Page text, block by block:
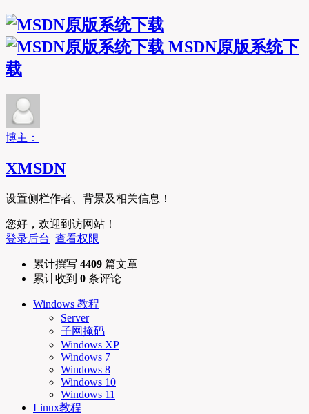
MSDN原版系统下
载
博主：
XMSDN
设置侧栏作者、背景及相关信息！
您好，欢迎到访网站！
登录后台 查看权限
累计撰写 4409 篇文章
累计收到 0 条评论
Windows 教程
Server
子网掩码
Windows XP
Windows 7
Windows 8
Windows 10
Windows 11
Linux教程